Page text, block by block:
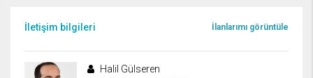
İletişim bilgileri İlanlarımı görüntüle
Halil Gülseren